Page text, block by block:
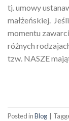
tj. umowy
małżeńskiej.
momentu
różnych
tzw. NASZE
Posted inBlog